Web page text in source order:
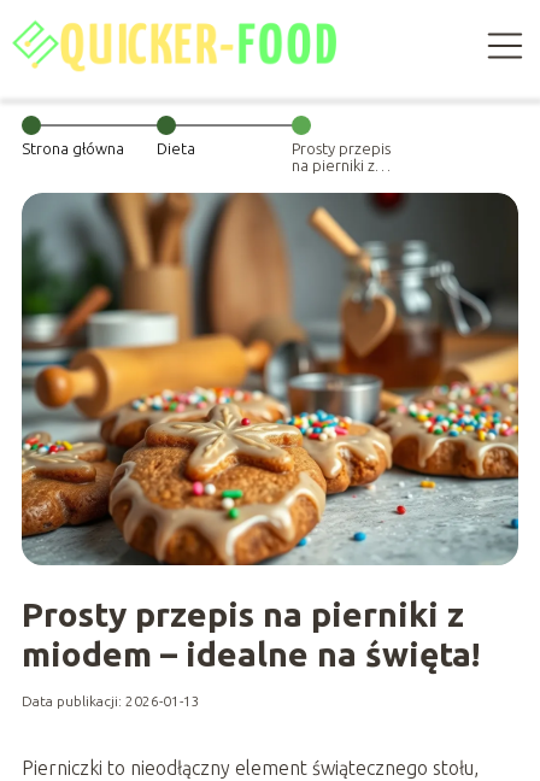
Strona główna Dieta
Prosty przepis
na pierniki z
święta!
Prosty przepis na pierniki z
miodem – idealne na święta!
Data publikacji: 2026-01-13
Pierniczki to nieodłączny element świątecznego stołu,